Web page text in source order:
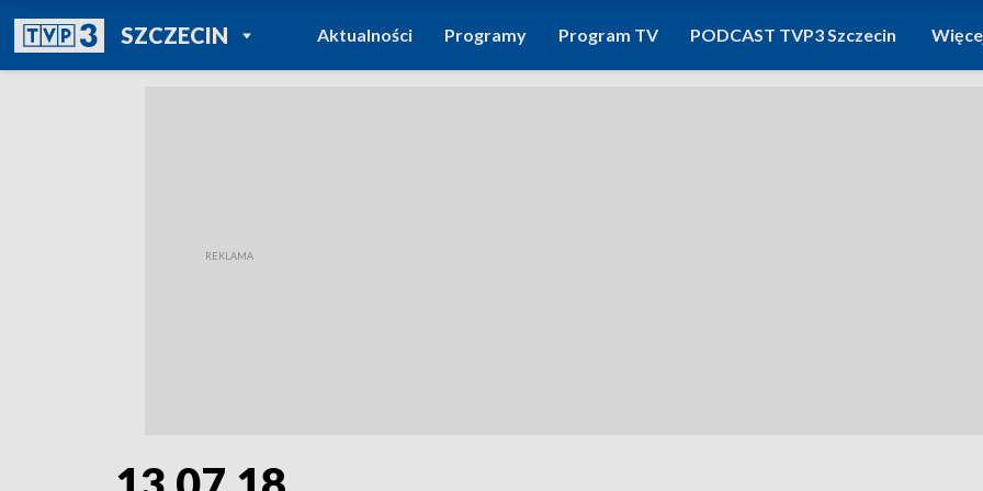
SZCZECINPOWRÓT DO
TVP REGIONY
Aktualności Programy Program TV PODCAST TVP3 Szczecin